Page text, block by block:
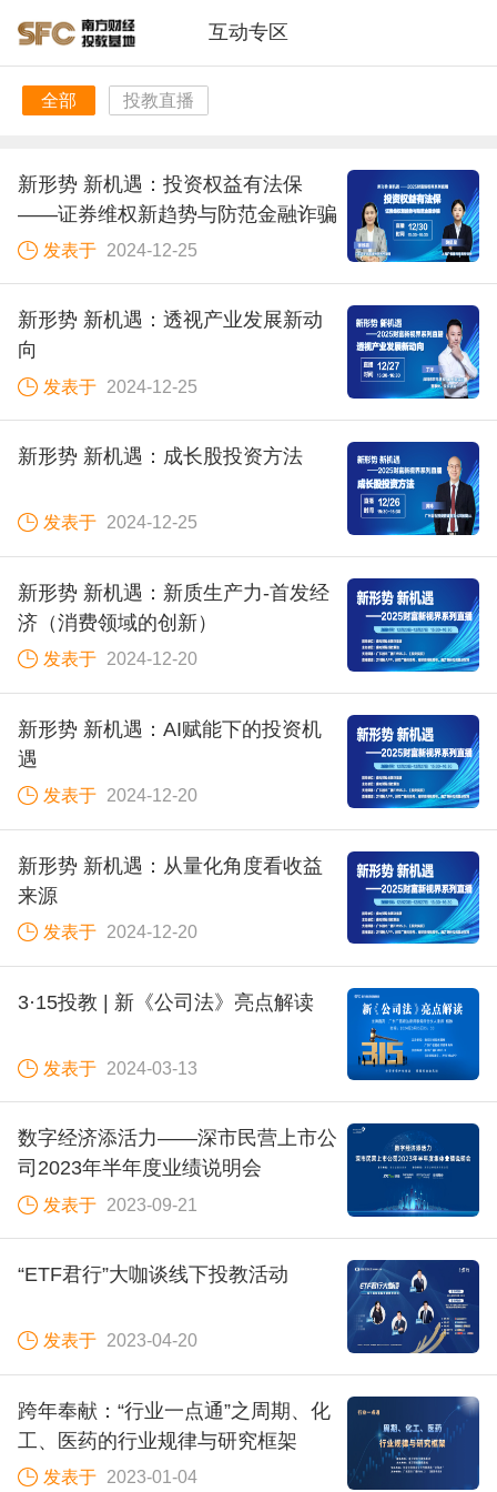
互动专区
全部 投教直播
新形势 新机遇：投资权益有法保
——证券维权新趋势与防范金融诈骗
发表于 2024-12-25
新形势 新机遇：透视产业发展新动
向
发表于 2024-12-25
新形势 新机遇：成长股投资方法
发表于 2024-12-25
新形势 新机遇：新质生产力-首发经
济（消费领域的创新）
发表于 2024-12-20
新形势 新机遇：AI赋能下的投资机
遇
发表于 2024-12-20
新形势 新机遇：从量化角度看收益
来源
发表于 2024-12-20
3·15投教 | 新《公司法》亮点解读
发表于 2024-03-13
数字经济添活力——深市民营上市公
司2023年半年度业绩说明会
发表于 2023-09-21
“ETF君行”大咖谈线下投教活动
发表于 2023-04-20
跨年奉献：“行业一点通”之周期、化
工、医药的行业规律与研究框架
发表于 2023-01-04